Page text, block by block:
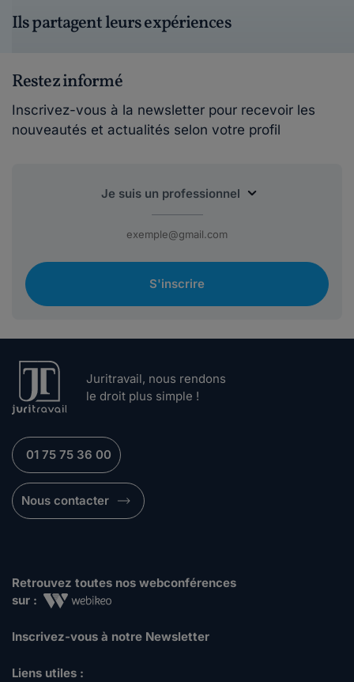
Ils partagent leurs expériences
Restez informé
Inscrivez-vous à la newsletter pour recevoir les
nouveautés et actualités selon votre profil
S'inscrire
Juritravail, nous rendons
le droit plus simple !
01 75 75 36 00
Nous contacter
Retrouvez toutes nos webconférences
sur :
Inscrivez-vous à notre Newsletter
Liens utiles :